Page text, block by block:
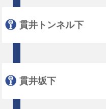
貫井トンネル下
貫井坂下